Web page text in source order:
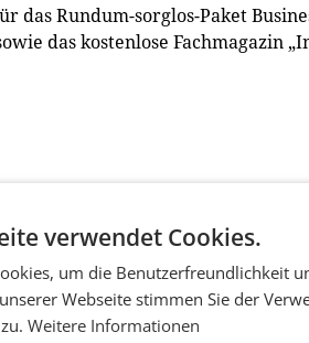
Rundum-sorglos-Paket
das kostenlose Fachmagazin
verwendet Cookies.
um die Benutzerfreundlichkeit
Webseite stimmen Sie der
Weitere Informationen